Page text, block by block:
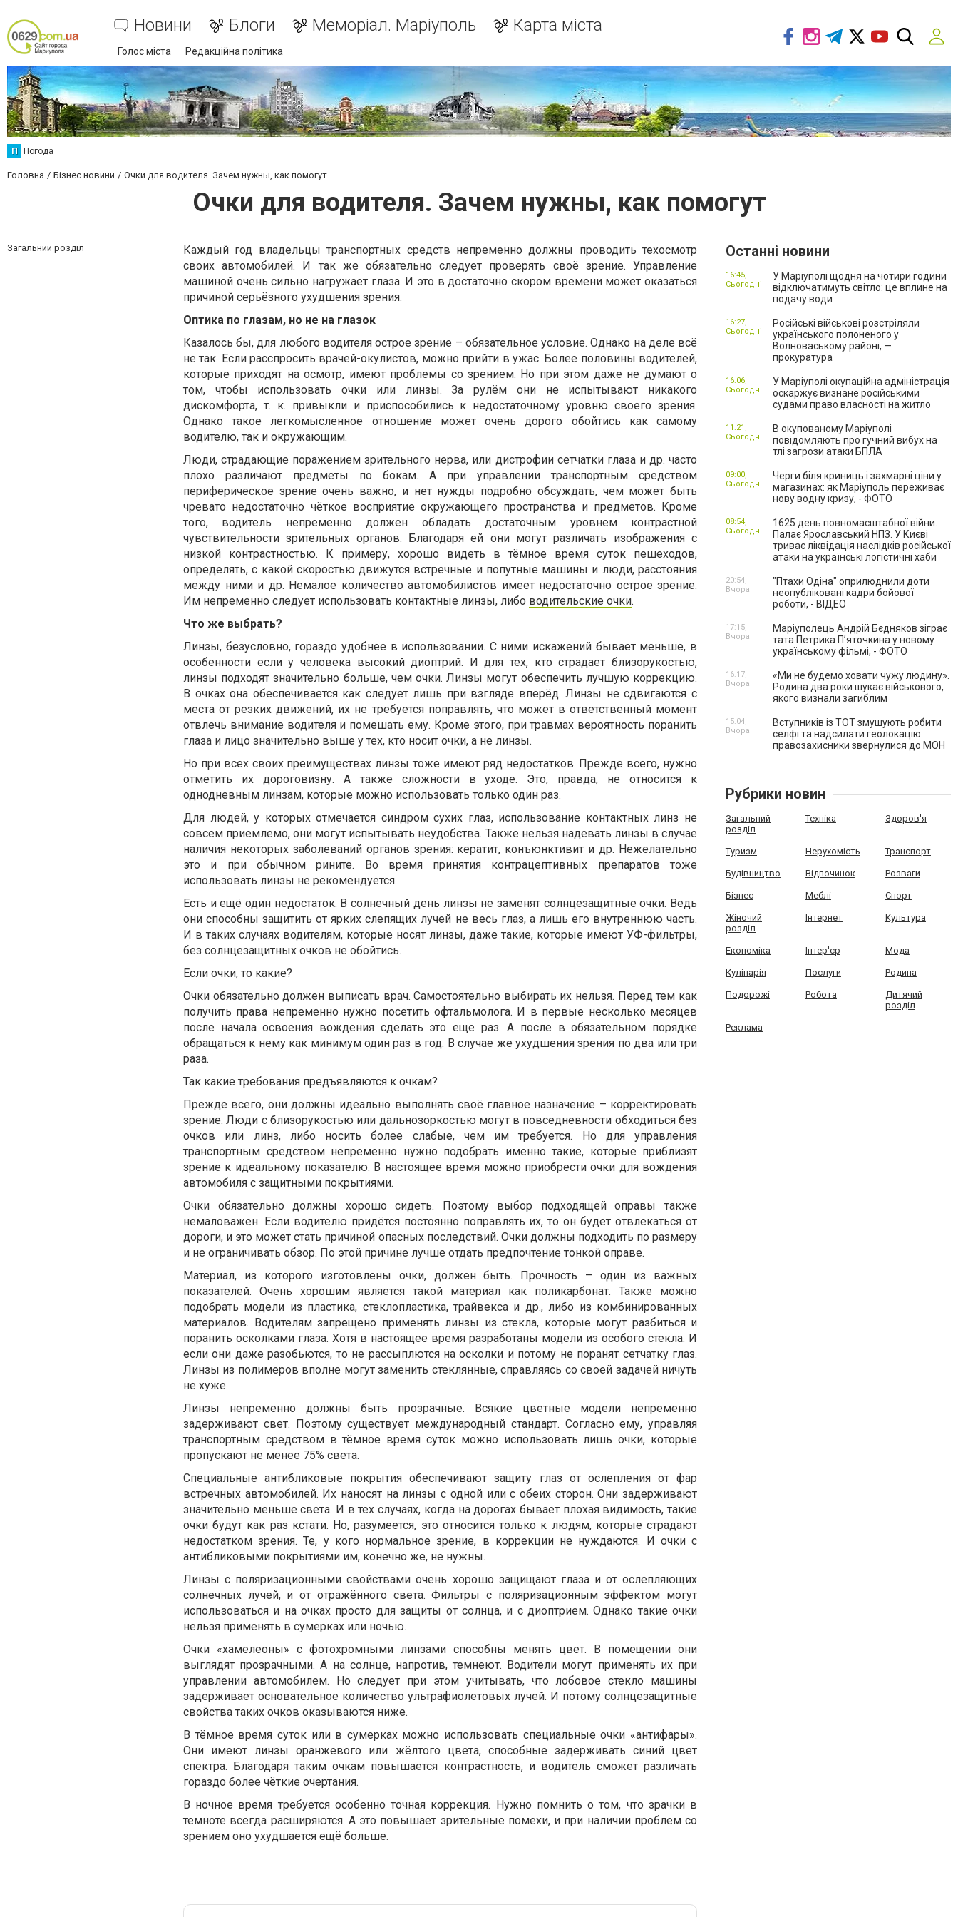
Новини Блоги Меморіал. Маріуполь Карта міста
Голос міста Редакційна політика
П Погода
Головна Бізнес новини Очки для водителя. Зачем нужны, как помогут
Очки для водителя. Зачем нужны, как помогут
Загальний розділ
Каждый год владельцы транспортных средств непременно должны проводить техосмотр
своих автомобилей. И так же обязательно следует проверять своё зрение. Управление
машиной очень сильно нагружает глаза. И это в достаточно скором времени может оказаться
причиной серьёзного ухудшения зрения.
Оптика по глазам, но не на глазок
Казалось бы, для любого водителя острое зрение – обязательное условие. Однако на деле всё
не так. Если расспросить врачей-окулистов, можно прийти в ужас. Более половины водителей,
которые приходят на осмотр, имеют проблемы со зрением. Но при этом даже не думают о
том, чтобы использовать очки или линзы. За рулём они не испытывают никакого
дискомфорта, т. к. привыкли и приспособились к недостаточному уровню своего зрения.
Однако такое легкомысленное отношение может очень дорого обойтись как самому
водителю, так и окружающим.
Люди, страдающие поражением зрительного нерва, или дистрофии сетчатки глаза и др. часто
плохо различают предметы по бокам. А при управлении транспортным средством
периферическое зрение очень важно, и нет нужды подробно обсуждать, чем может быть
чревато недостаточно чёткое восприятие окружающего пространства и предметов. Кроме
того, водитель непременно должен обладать достаточным уровнем контрастной
чувствительности зрительных органов. Благодаря ей они могут различать изображения с
низкой контрастностью. К примеру, хорошо видеть в тёмное время суток пешеходов,
определять, с какой скоростью движутся встречные и попутные машины и люди, расстояния
между ними и др. Немалое количество автомобилистов имеет недостаточно острое зрение.
Им непременно следует использовать контактные линзы, либо водительские очки.
Что же выбрать?
Линзы, безусловно, гораздо удобнее в использовании. С ними искажений бывает меньше, в
особенности если у человека высокий диоптрий. И для тех, кто страдает близорукостью,
линзы подходят значительно больше, чем очки. Линзы могут обеспечить лучшую коррекцию.
В очках она обеспечивается как следует лишь при взгляде вперёд. Линзы не сдвигаются с
места от резких движений, их не требуется поправлять, что может в ответственный момент
отвлечь внимание водителя и помешать ему. Кроме этого, при травмах вероятность поранить
глаза и лицо значительно выше у тех, кто носит очки, а не линзы.
Но при всех своих преимуществах линзы тоже имеют ряд недостатков. Прежде всего, нужно
отметить их дороговизну. А также сложности в уходе. Это, правда, не относится к
однодневным линзам, которые можно использовать только один раз.
Для людей, у которых отмечается синдром сухих глаз, использование контактных линз не
совсем приемлемо, они могут испытывать неудобства. Также нельзя надевать линзы в случае
наличия некоторых заболеваний органов зрения: кератит, конъюнктивит и др. Нежелательно
это и при обычном рините. Во время принятия контрацептивных препаратов тоже
использовать линзы не рекомендуется.
Есть и ещё один недостаток. В солнечный день линзы не заменят солнцезащитные очки. Ведь
они способны защитить от ярких слепящих лучей не весь глаз, а лишь его внутреннюю часть.
И в таких случаях водителям, которые носят линзы, даже такие, которые имеют УФ-фильтры,
без солнцезащитных очков не обойтись.
Если очки, то какие?
Очки обязательно должен выписать врач. Самостоятельно выбирать их нельзя. Перед тем как
получить права непременно нужно посетить офтальмолога. И в первые несколько месяцев
после начала освоения вождения сделать это ещё раз. А после в обязательном порядке
обращаться к нему как минимум один раз в год. В случае же ухудшения зрения по два или три
раза.
Так какие требования предъявляются к очкам?
Прежде всего, они должны идеально выполнять своё главное назначение – корректировать
зрение. Люди с близорукостью или дальнозоркостью могут в повседневности обходиться без
очков или линз, либо носить более слабые, чем им требуется. Но для управления
транспортным средством непременно нужно подобрать именно такие, которые приблизят
зрение к идеальному показателю. В настоящее время можно приобрести очки для вождения
автомобиля с защитными покрытиями.
Очки обязательно должны хорошо сидеть. Поэтому выбор подходящей оправы также
немаловажен. Если водителю придётся постоянно поправлять их, то он будет отвлекаться от
дороги, и это может стать причиной опасных последствий. Очки должны подходить по размеру
и не ограничивать обзор. По этой причине лучше отдать предпочтение тонкой оправе.
Материал, из которого изготовлены очки, должен быть. Прочность – один из важных
показателей. Очень хорошим является такой материал как поликарбонат. Также можно
подобрать модели из пластика, стеклопластика, трайвекса и др., либо из комбинированных
материалов. Водителям запрещено применять линзы из стекла, которые могут разбиться и
поранить осколками глаза. Хотя в настоящее время разработаны модели из особого стекла. И
если они даже разобьются, то не рассыплются на осколки и потому не поранят сетчатку глаз.
Линзы из полимеров вполне могут заменить стеклянные, справляясь со своей задачей ничуть
не хуже.
Линзы непременно должны быть прозрачные. Всякие цветные модели непременно
задерживают свет. Поэтому существует международный стандарт. Согласно ему, управляя
транспортным средством в тёмное время суток можно использовать лишь очки, которые
пропускают не менее 75% света.
Специальные антибликовые покрытия обеспечивают защиту глаз от ослепления от фар
встречных автомобилей. Их наносят на линзы с одной или с обеих сторон. Они задерживают
значительно меньше света. И в тех случаях, когда на дорогах бывает плохая видимость, такие
очки будут как раз кстати. Но, разумеется, это относится только к людям, которые страдают
недостатком зрения. Те, у кого нормальное зрение, в коррекции не нуждаются. И очки с
антибликовыми покрытиями им, конечно же, не нужны.
Линзы с поляризационными свойствами очень хорошо защищают глаза и от ослепляющих
солнечных лучей, и от отражённого света. Фильтры с поляризационным эффектом могут
использоваться и на очках просто для защиты от солнца, и с диоптрием. Однако такие очки
нельзя применять в сумерках или ночью.
Очки «хамелеоны» с фотохромными линзами способны менять цвет. В помещении они
выглядят прозрачными. А на солнце, напротив, темнеют. Водители могут применять их при
управлении автомобилем. Но следует при этом учитывать, что лобовое стекло машины
задерживает основательное количество ультрафиолетовых лучей. И потому солнцезащитные
свойства таких очков оказываются ниже.
В тёмное время суток или в сумерках можно использовать специальные очки «антифары».
Они имеют линзы оранжевого или жёлтого цвета, способные задерживать синий цвет
спектра. Благодаря таким очкам повышается контрастность, и водитель сможет различать
гораздо более чёткие очертания.
В ночное время требуется особенно точная коррекция. Нужно помнить о том, что зрачки в
темноте всегда расширяются. А это повышает зрительные помехи, и при наличии проблем со
зрением оно ухудшается ещё больше.
Останні новини
У Маріуполі щодня на чотири години
відключатимуть світло: це вплине на
подачу води
16:45,
Сьогодні
Російські військові розстріляли
українського полоненого у
Волноваському районі, —
прокуратура
16:27,
Сьогодні
У Маріуполі окупаційна адміністрація
оскаржує визнане російськими
судами право власності на житло
16:06,
Сьогодні
В окупованому Маріуполі
повідомляють про гучний вибух на
тлі загрози атаки БПЛА
11:21,
Сьогодні
Черги біля криниць і захмарні ціни у
магазинах: як Маріуполь переживає
нову водну кризу, - ФОТО
09:00,
Сьогодні
1625 день повномасштабної війни.
Палає Ярославський НПЗ. У Києві
триває ліквідація наслідків російської
атаки на українські логістичні хаби
08:54,
Сьогодні
"Птахи Одіна" оприлюднили доти
неопубліковані кадри бойової
роботи, - ВІДЕО
20:54,
Вчора
Маріуполець Андрій Бєдняков зіграє
тата Петрика П’яточкина у новому
українському фільмі, - ФОТО
17:15,
Вчора
«Ми не будемо ховати чужу людину».
Родина два роки шукає військового,
якого визнали загиблим
16:17,
Вчора
Вступників із ТОТ змушують робити
селфі та надсилати геолокацію:
правозахисники звернулися до МОН
15:04,
Вчора
Рубрики новин
Загальний
розділ
Техніка Здоров'я
Туризм Нерухомість Транспорт
Будівництво Відпочинок Розваги
Бізнес Меблі Спорт
Жіночий
розділ
Інтернет Культура
Економіка Інтер'єр Мода
Кулінарія Послуги Родина
Подорожі Робота
Дитячий
розділ
Реклама